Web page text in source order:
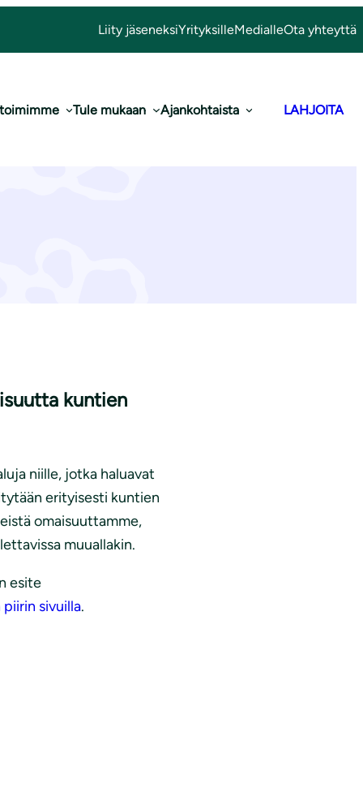
Liity jäseneksiYrityksilleMedialleOta yhteyttä
Tule mukaan Ajankohtaista LAHJOITA
kuntien
kuntien
niille, jotka haluavat
erityisesti kuntien
omaisuuttamme,
muuallakin.
esite
sivuilla.